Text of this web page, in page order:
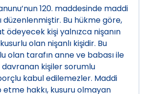
120. maddesinde maddi
düzenlenmiştir. Bu hükme göre,
ödeyecek kişi yalnızca nişanın
olan nişanlı kişidir. Bu
olan tarafın anne ve babası ile
kişiler sorumlu
kabul edilemezler. Maddi
hakkı, kusuru olmayan